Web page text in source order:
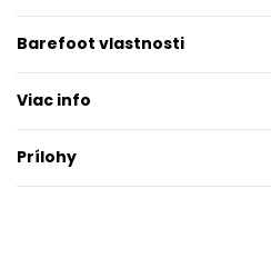
Barefoot vlastnosti
Viac info
Prílohy